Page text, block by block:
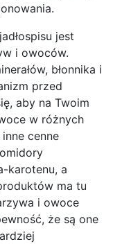
jest
i owoców.
błonnika i
przed
aby na Twoim
w różnych
cenne
karotenu, a
ma tu
i owoce
że są one